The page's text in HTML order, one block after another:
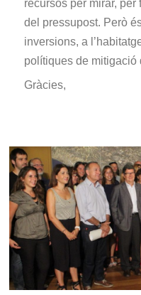
recursos per mirar, per
del pressupost. Però
inversions, a
polítiques de mitigació
Gràcies,